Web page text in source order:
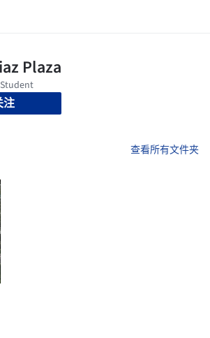
注
查看所有文件夹